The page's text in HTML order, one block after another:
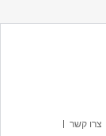
צרו קשר